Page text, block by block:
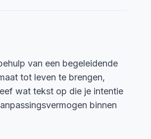
van een begeleidende
tot leven te brengen,
wat tekst op die je intentie
binnen